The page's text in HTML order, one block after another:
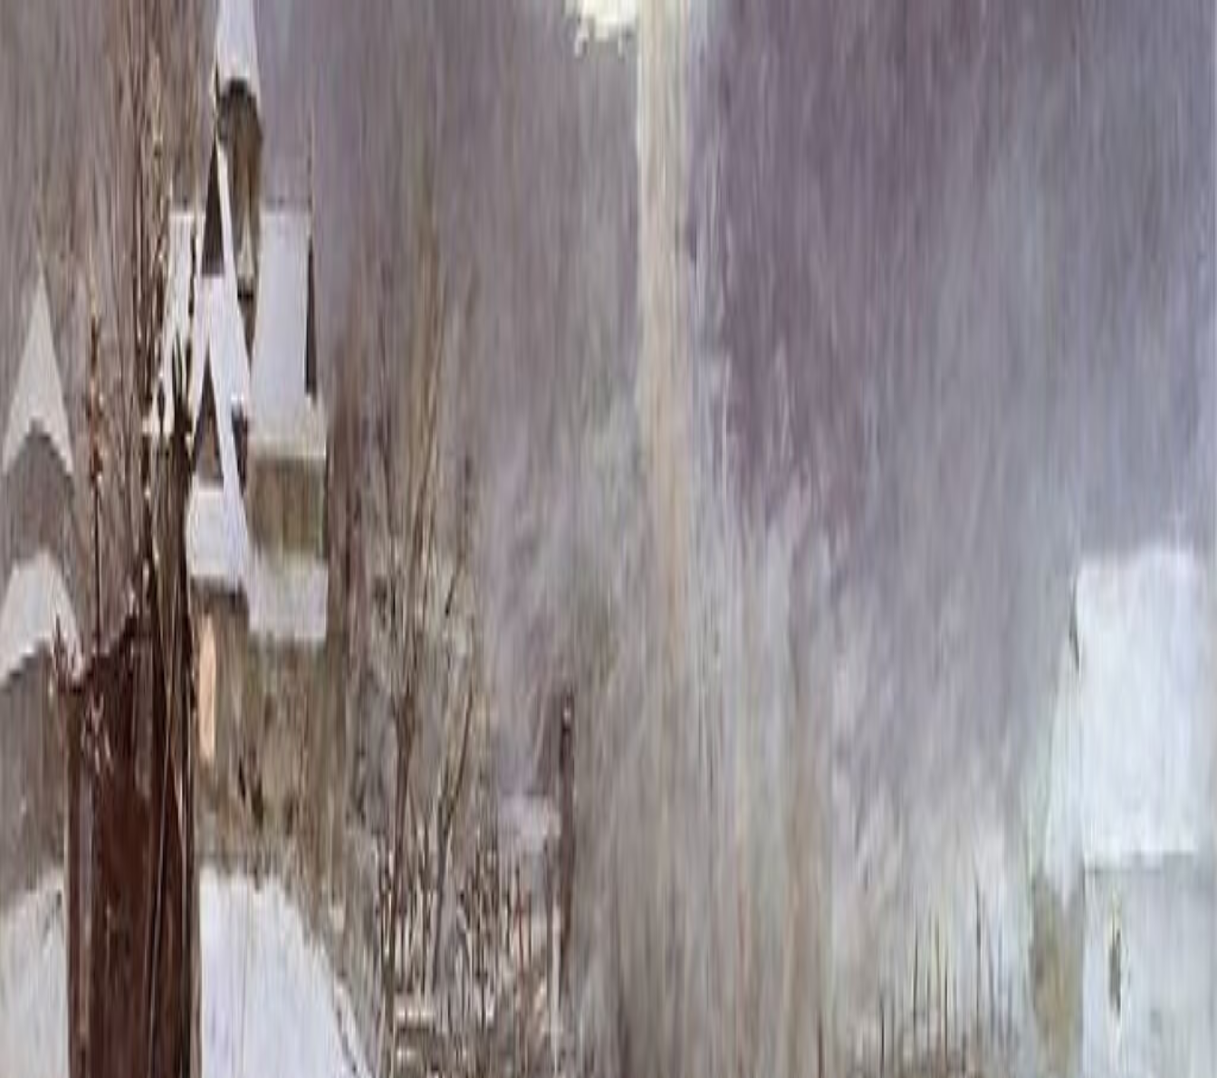
Блог Гарантия
Услуги
Контакты
Скидка 5.00% на Надгробные плиты
Скидка 5.00% на Надгробные плиты
Памятник ММ/D-1156
Памятники По цене Бюджетные памятники / Памятник ММ/D-1156
59 550
Быстрый заказ
Памятник ММ/D-1156
59 550 ₽
Выбор атрибутов
Размеры стелы и тумбы вертикальные
Размеры стелы и тумбы вертикальные
80x40x5 12x50x15
76 056 ₽
100x50x5 12x60x15
76 308 ₽
80x40x10 15x50x20
84 120 ₽
100x50x10 15x60x20